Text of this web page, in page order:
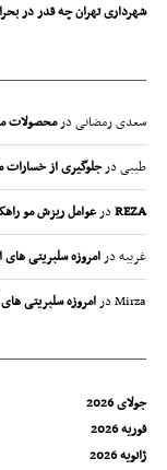
شهرداری تهران چه قدر در
سعدی رمضانیدرمحصولات
طیبیدرجلوگیری از خسارات
REZAدرعوامل ریزش مو
غریبهدرامروزه سلبریتی های
Mirzaدرامروزه سلبریتی های
جولای 2026
فوریه 2026
ژانویه 2026